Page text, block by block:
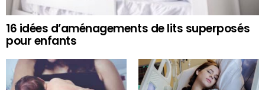
16 idées d’aménagements de lits superposés
pour enfants